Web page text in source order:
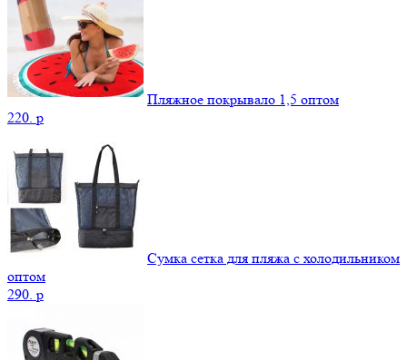
Пляжное покрывало 1,5 оптом
220. p
Сумка сетка для пляжа с холодильником
оптом
290. p